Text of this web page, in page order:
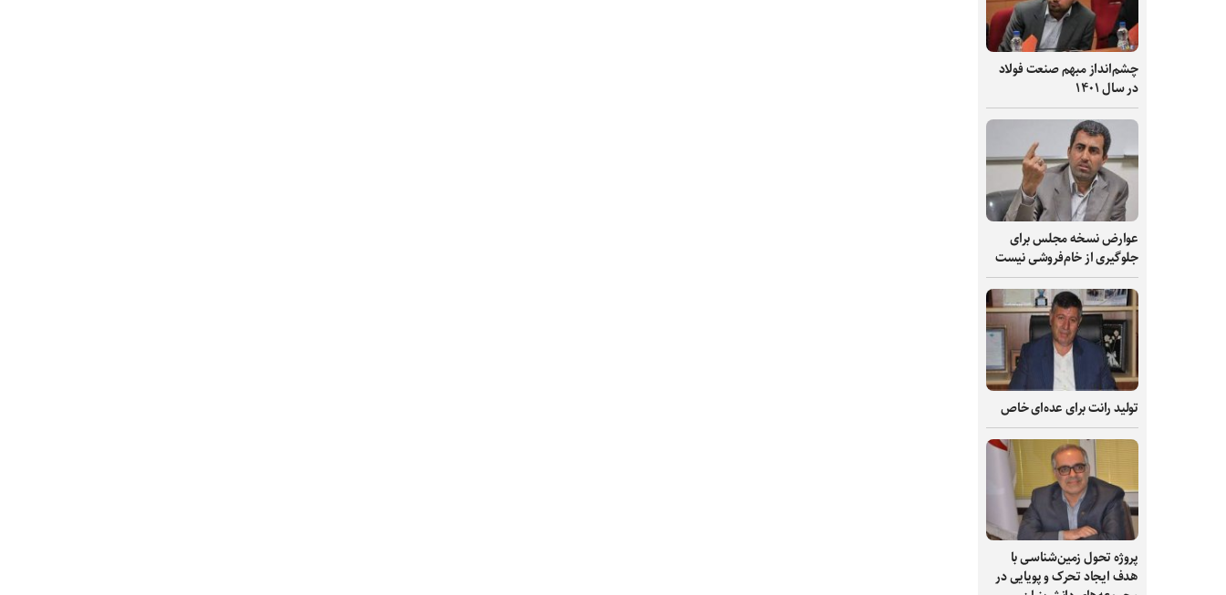
چشم‌انداز مبهم صنعت فولاد
در سال ۱۴۰۱
عوارض نسخه مجلس برای
جلوگیری از خام‌فروشی نیست
تولید رانت برای عده‌ای خاص
پروژه تحول زمین‌شناسی با
هدف ایجاد تحرک و پویایی در